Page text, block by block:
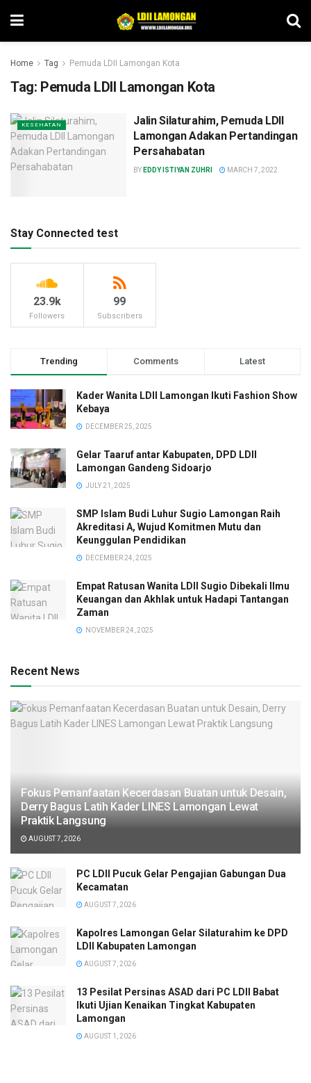
Home Tag Pemuda LDII Lamongan Kota
Tag: Pemuda LDII Lamongan Kota
KESEHATAN
Jalin Silaturahim, Pemuda LDII
Lamongan Adakan Pertandingan
Persahabatan
BY EDDY ISTIYAN ZUHRI MARCH 7, 2022
Stay Connected test
23.9k
Followers
99
Subscribers
Trending Comments Latest
Kader Wanita LDII Lamongan Ikuti Fashion Show
Kebaya
DECEMBER 25, 2025
Gelar Taaruf antar Kabupaten, DPD LDII
Lamongan Gandeng Sidoarjo
JULY 21, 2025
SMP Islam Budi Luhur Sugio Lamongan Raih
Akreditasi A, Wujud Komitmen Mutu dan
Keunggulan Pendidikan
DECEMBER 24, 2025
Empat Ratusan Wanita LDII Sugio Dibekali Ilmu
Keuangan dan Akhlak untuk Hadapi Tantangan
Zaman
NOVEMBER 24, 2025
Recent News
Fokus Pemanfaatan Kecerdasan Buatan untuk Desain,
Derry Bagus Latih Kader LINES Lamongan Lewat
Praktik Langsung
AUGUST 7, 2026
PC LDII Pucuk Gelar Pengajian Gabungan Dua
Kecamatan
AUGUST 7, 2026
Kapolres Lamongan Gelar Silaturahim ke DPD
LDII Kabupaten Lamongan
AUGUST 7, 2026
13 Pesilat Persinas ASAD dari PC LDII Babat
Ikuti Ujian Kenaikan Tingkat Kabupaten
Lamongan
AUGUST 1, 2026